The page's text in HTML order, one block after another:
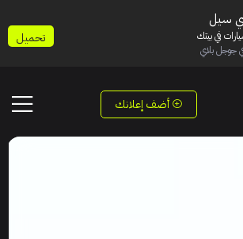
أضف إعلانك
سيل
في بيتك
جوجل بلاي
تحميل